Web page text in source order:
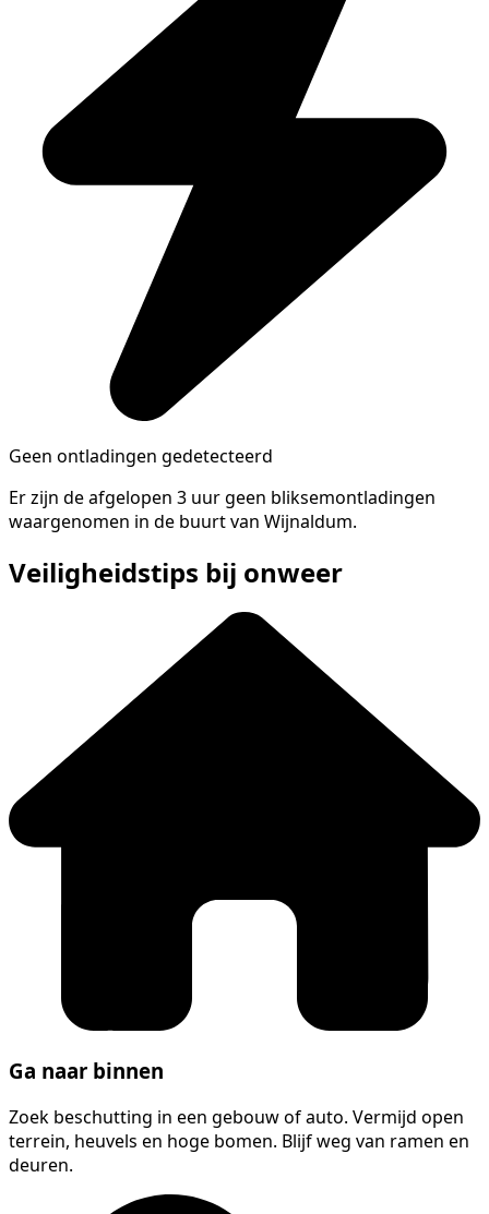
Geen ontladingen gedetecteerd
Er zijn de afgelopen 3 uur geen bliksemontladingen
waargenomen in de buurt van Wijnaldum.
Veiligheidstips bij onweer
Ga naar binnen
Zoek beschutting in een gebouw of auto. Vermijd open
terrein, heuvels en hoge bomen. Blijf weg van ramen en
deuren.